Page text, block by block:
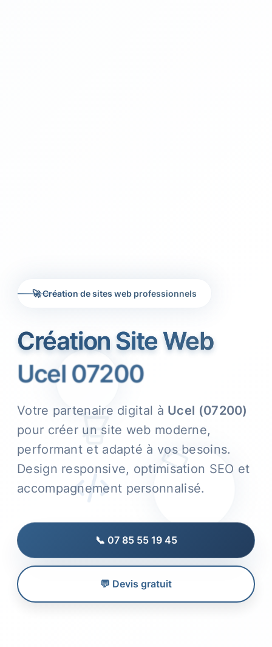
🚀 Création de sites web professionnels
Création Site Web
Ucel 07200
Votre partenaire digital à Ucel (07200)
pour créer un site web moderne,
performant et adapté à vos besoins.
Design responsive, optimisation SEO et
accompagnement personnalisé.
📞 07 85 55 19 45
💬 Devis gratuit